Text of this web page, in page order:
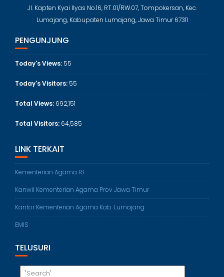
Jl. Kapten Kyai Ilyas No.16, RT.01/RW.07, Tompokersan, Kec.
Lumajang, Kabupaten Lumajang, Jawa Timur 67311
PENGUNJUNG
Today's Views: 55
Today's Visitors: 55
Total Views: 692,151
Total Visitors: 64,585
LINK TERKAIT
Kementerian Agama RI
Kanwil Kementerian Agama Prov Jawa Timur
Kantor Kementerian Agama Kab. Lumajang
EMIS
TELUSURI